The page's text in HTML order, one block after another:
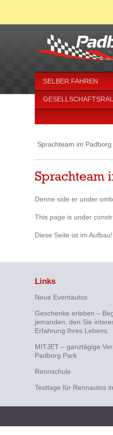
SELBER FAHREN
Sprachteam im Padborg
Sprachteam
Denne side er under
This page is under
Diese Seite ist im Aufbau!
Links
Neue Eventautos
Geschenke erleben –
jemanden, den Sie
Erfahrung Ihres Lebens
MITJET – ganztägige
Padborg Park
Rennschule
Testtage für Rennautos